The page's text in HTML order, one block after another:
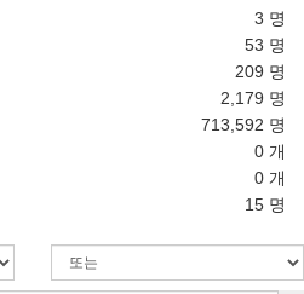
3 명
53 명
209 명
2,179 명
713,592 명
0 개
0 개
15 명